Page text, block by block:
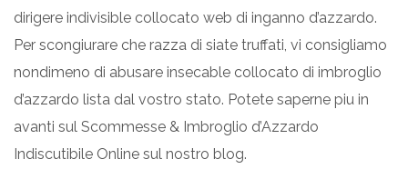
dirigere indivisible collocato web di inganno d’azzardo.
Per scongiurare che razza di siate truffati, vi consigliamo
nondimeno di abusare insecable collocato di imbroglio
d’azzardo lista dal vostro stato. Potete saperne piu in
avanti sul Scommesse & Imbroglio d’Azzardo
Indiscutibile Online sul nostro blog.